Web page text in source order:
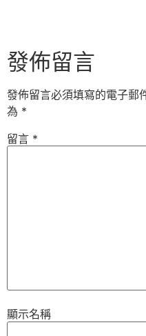
發佈留言
發佈留言必須填寫的電子郵
為 *
留言 *
顯示名稱